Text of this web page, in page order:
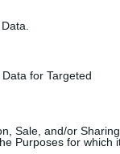
for Targeted
Sale, and/or Sharing
Purposes for which
cím talán már